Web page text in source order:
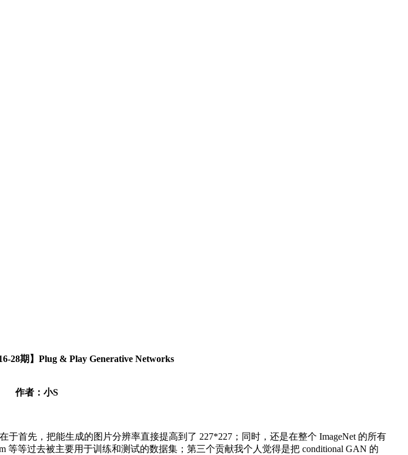
28期】Plug & Play Generative Networks
作者：小S
于首先，把能生成的图片分辨率直接提高到了 227*227；同时，还是在整个 ImageNet 的所有
等等过去被主要用于训练和测试的数据集；第三个贡献我个人觉得是把 conditional GAN 的